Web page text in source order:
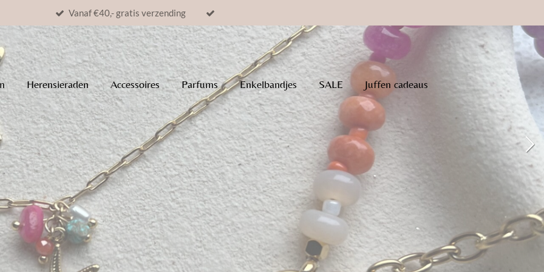
Vanaf €40,- gratis verzending
Herensieraden Accessoires Parfums Enkelbandjes SALE Juffen cadeaus